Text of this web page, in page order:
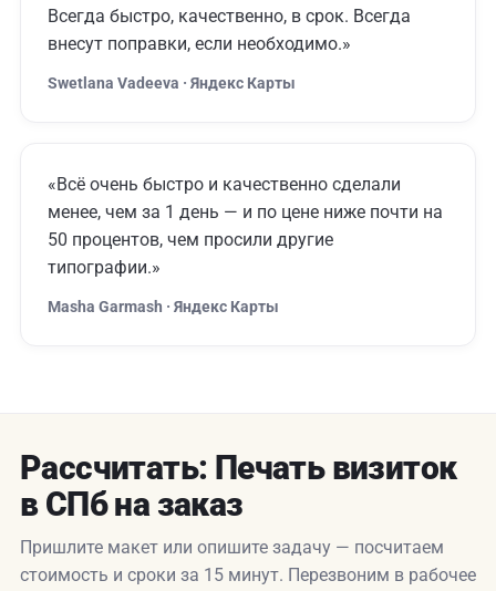
Всегда быстро, качественно, в срок. Всегда
внесут поправки, если необходимо.»
Swetlana Vadeeva · Яндекс Карты
«Всё очень быстро и качественно сделали
менее, чем за 1 день — и по цене ниже почти на
50 процентов, чем просили другие
типографии.»
Masha Garmash · Яндекс Карты
Рассчитать: Печать визиток
в СПб на заказ
Пришлите макет или опишите задачу — посчитаем
стоимость и сроки за 15 минут. Перезвоним в рабочее